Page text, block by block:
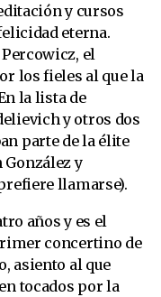
y cursos
eterna.
Percowicz, el
los fieles al que la
la lista de
y otros dos
parte de la élite
González y
llamarse).
años y es el
concertino de
asiento al que
tocados por la